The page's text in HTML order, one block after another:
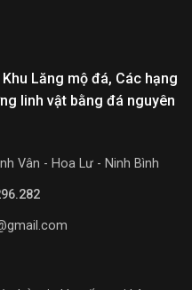
Lăng mộ đá, Các hạng
linh vật bằng đá nguyên
Vân - Hoa Lư - Ninh Bình